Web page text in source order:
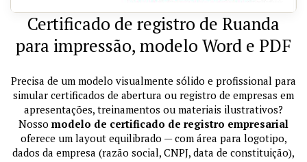
Certificado de registro de Ruanda
para impressão, modelo Word e PDF
Precisa de um modelo visualmente sólido e profissional para
simular certificados de abertura ou registro de empresas em
apresentações, treinamentos ou materiais ilustrativos?
Nosso modelo de certificado de registro empresarial
oferece um layout equilibrado — com área para logotipo,
dados da empresa (razão social, CNPJ, data de constituição),